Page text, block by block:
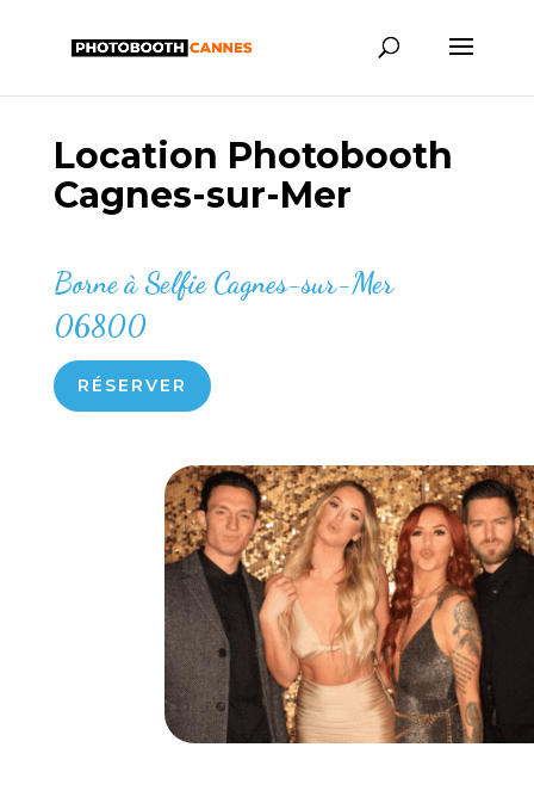
Location Photobooth
Cagnes-sur-Mer
Borne à Selfie Cagnes-sur-Mer
06800
RÉSERVER